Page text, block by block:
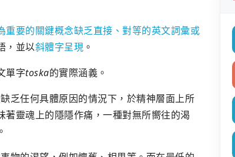
重要的關鍵概念缺乏直接、對等的英文詞彙或
，並以斜體字呈現 。
單字toska的實際涵義。
乏任何具體原因的情況下，於精神層面上所
靈魂上的隱隱作痛，一種對無所嚮往的渴